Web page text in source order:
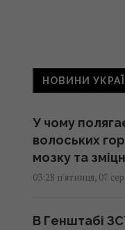
НОВИНИ
У чому
волоських
мозку та
03:28 п'ятниця, 07
В Генштабі